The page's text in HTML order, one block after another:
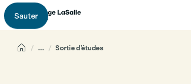
Sauter
 ... Sortie d’études